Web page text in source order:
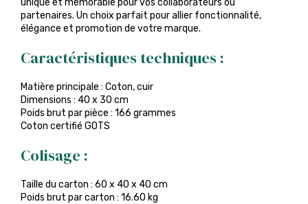
unique et mémorable pour vos collaborateurs ou
partenaires. Un choix parfait pour allier fonctionnalité,
élégance et promotion de votre marque.
Caractéristiques techniques :
Matière principale : Coton, cuir
Dimensions : 40 x 30 cm
Poids brut par pièce : 166 grammes
Coton certifié GOTS
Colisage :
Taille du carton : 60 x 40 x 40 cm
Poids brut par carton : 16.60 kg